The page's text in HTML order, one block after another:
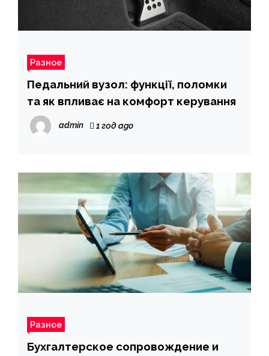
Разное
Педальний вузол: функції, поломки
та як впливає на комфорт керування
admin 1 год ago
Разное
Бухгалтерское сопровождение и